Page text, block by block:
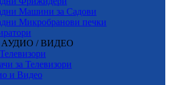
Машини за Садови
Микробранови печки
АУДИО / ВИДЕО
за Телевизори
и Видео